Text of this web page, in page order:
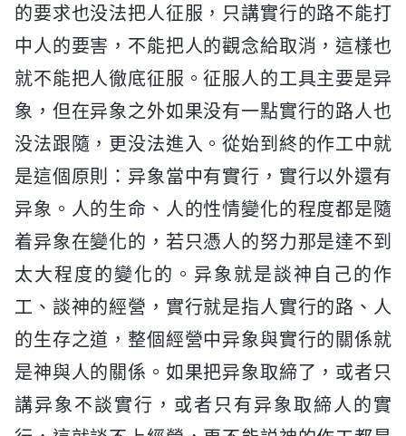
的要求也没法把人征服，只講實行的路不能打
中人的要害，不能把人的觀念給取消，這樣也
就不能把人徹底征服。征服人的工具主要是异
象，但在异象之外如果没有一點實行的路人也
没法跟隨，更没法進入。從始到終的作工中就
是這個原則：异象當中有實行，實行以外還有
异象。人的生命、人的性情變化的程度都是隨
着异象在變化的，若只憑人的努力那是達不到
太大程度的變化的。异象就是談神自己的作
工、談神的經營，實行就是指人實行的路、人
的生存之道，整個經營中异象與實行的關係就
是神與人的關係。如果把异象取締了，或者只
講异象不談實行，或者只有异象取締人的實